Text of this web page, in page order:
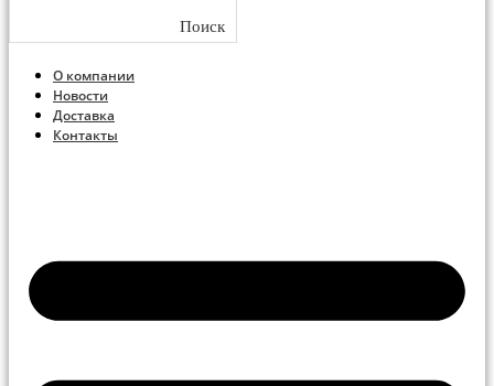
Поиск
О компании
Новости
Доставка
Контакты